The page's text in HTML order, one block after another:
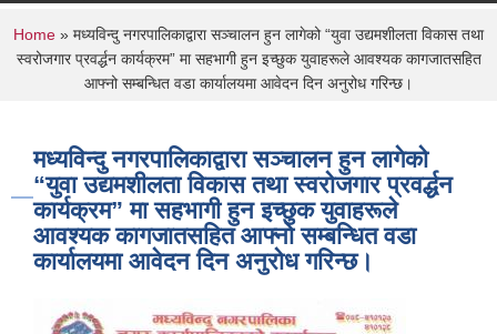
You are here
Home » मध्यविन्दु नगरपालिकाद्वारा सञ्चालन हुन लागेको “युवा उद्यमशीलता विकास तथा
स्वरोजगार प्रवर्द्धन कार्यक्रम” मा सहभागी हुन इच्छुक युवाहरूले आवश्यक कागजातसहित
आफ्नो सम्बन्धित वडा कार्यालयमा आवेदन दिन अनुरोध गरिन्छ।
मध्यविन्दु नगरपालिकाद्वारा सञ्चालन हुन लागेको
“युवा उद्यमशीलता विकास तथा स्वरोजगार प्रवर्द्धन
कार्यक्रम” मा सहभागी हुन इच्छुक युवाहरूले
आवश्यक कागजातसहित आफ्नो सम्बन्धित वडा
कार्यालयमा आवेदन दिन अनुरोध गरिन्छ।